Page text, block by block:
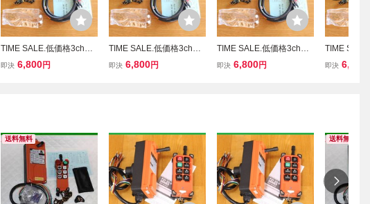
TIME SALE.低価格3ch写
真付日本語取付取扱説明
即決 6,800円
TIME SALE.低価格3ch写
真付日本語取付取扱説明
即決 6,800円
TIME SALE.低価格3ch写
真付日本語取付取扱説明
即決 6,800円
TIME
真付日本語
即決 6,800
送料無料 送料無料